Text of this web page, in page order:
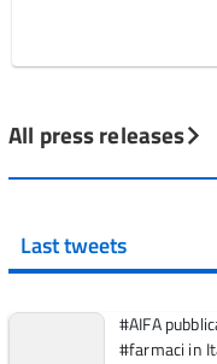
All press releases
Last tweets
#AIFA
#farmaci in